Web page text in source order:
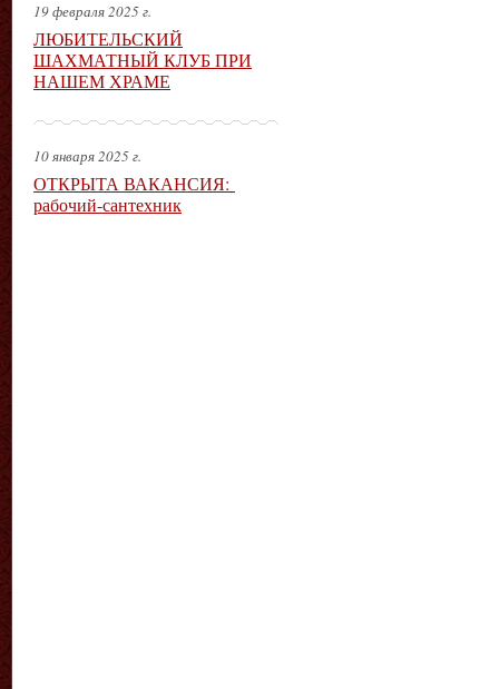
19 февраля 2025 г.
ЛЮБИТЕЛЬСКИЙ
ШАХМАТНЫЙ КЛУБ ПРИ
НАШЕМ ХРАМЕ
10 января 2025 г.
ОТКРЫТА ВАКАНСИЯ:
рабочий-сантехник